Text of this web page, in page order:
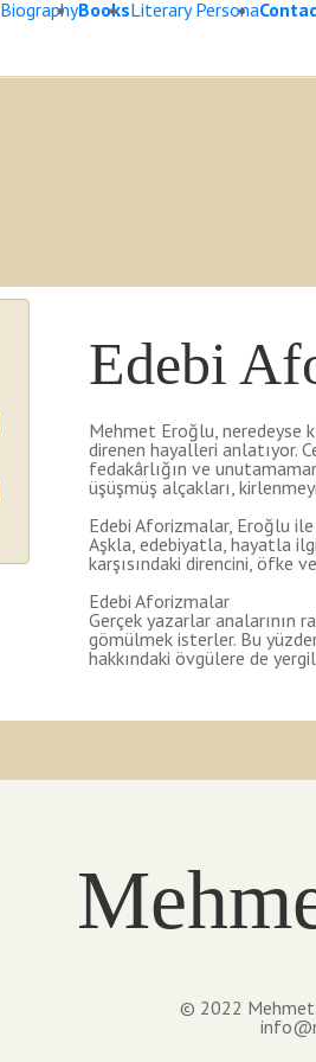
BiographyBooksLiterary Persona
Edebi
Mehmet Eroğlu, neredeyse
direnen hayalleri anlatıyor.
fedakârlığın ve
üşüşmüş alçakları,
Edebi Aforizmalar, Eroğlu
Aşkla, edebiyatla, hayatla
karşısındaki direncini, öfke
Edebi Aforizmalar
Gerçek yazarlar analarının
gömülmek isterler. Bu
hakkındaki övgülere de
© 2022 Mehmet